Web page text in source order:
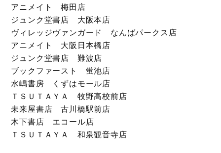
アニメイト 梅田店
ジュンク堂書店 大阪本店
ヴィレッジヴァンガード なんばパークス店
アニメイト 大阪日本橋店
ジュンク堂書店 難波店
ブックファースト 蛍池店
水嶋書房 くずはモール店
ＴＳＵＴＡＹＡ 牧野高校前店
未来屋書店 古川橋駅前店
木下書店 エコール店
ＴＳＵＴＡＹＡ 和泉観音寺店